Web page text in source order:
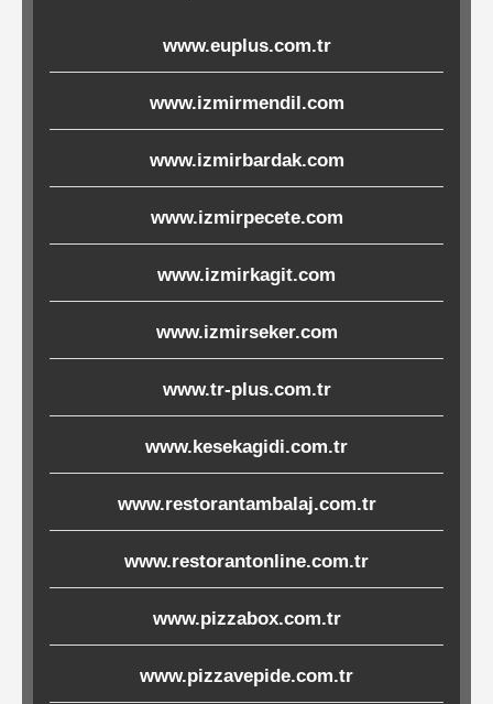
Ürünleri
Melamin
Ürünler
Porselen-
Seramik
Cam
Buklet
Ürünler
Poşetler
Çöp
Torbaları
Tepsi
Altlıkları
www.euplus.com.tr
www.izmirmendil.com
www.izmirbardak.com
www.izmirpecete.com
www.izmirkagit.com
www.izmirseker.com
www.tr-plus.com.tr
www.kesekagidi.com.tr
www.restorantambalaj.com.tr
www.restorantonline.com.tr
www.pizzabox.com.tr
www.pizzavepide.com.tr